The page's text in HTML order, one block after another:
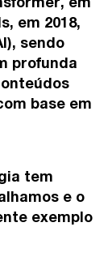
em 2018,
sendo
profunda
base em
tem
e o
exemplo